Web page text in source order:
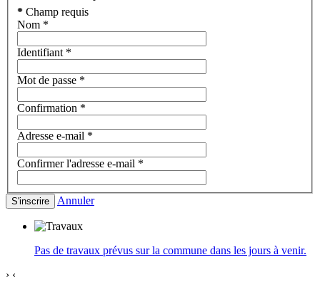
* Champ requis
Nom *
Identifiant *
Mot de passe *
Confirmation *
Adresse e-mail *
Confirmer l'adresse e-mail *
S'inscrire Annuler
Pas de travaux prévus sur la commune dans les jours à venir.
› ‹